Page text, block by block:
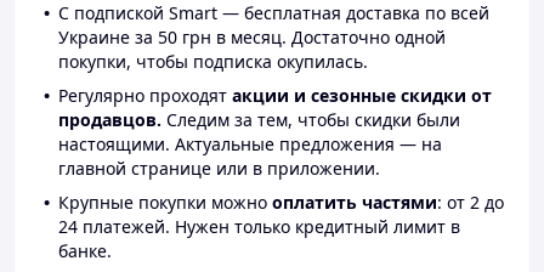
С подпиской Smart — бесплатная доставка по всей
Украине за 50 грн в месяц. Достаточно одной
покупки, чтобы подписка окупилась.
Регулярно проходят акции и сезонные скидки от
продавцов. Следим за тем, чтобы скидки были
настоящими. Актуальные предложения — на
главной странице или в приложении.
Крупные покупки можно оплатить частями: от 2 до
24 платежей. Нужен только кредитный лимит в
банке.